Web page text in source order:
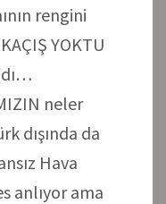
rengini
YOKTU
neler
dışında da
Hava
anlıyor ama